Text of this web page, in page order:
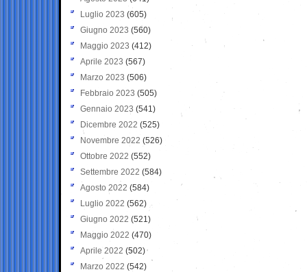
Luglio 2023 (605)
Giugno 2023 (560)
Maggio 2023 (412)
Aprile 2023 (567)
Marzo 2023 (506)
Febbraio 2023 (505)
Gennaio 2023 (541)
Dicembre 2022 (525)
Novembre 2022 (526)
Ottobre 2022 (552)
Settembre 2022 (584)
Agosto 2022 (584)
Luglio 2022 (562)
Giugno 2022 (521)
Maggio 2022 (470)
Aprile 2022 (502)
Marzo 2022 (542)